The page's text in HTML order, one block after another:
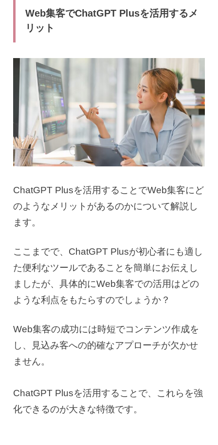
Web集客でChatGPT Plusを活用するメ
リット
ChatGPT Plusを活用することでWeb集客にど
のようなメリットがあるのかについて解説し
ます。
ここまでで、ChatGPT Plusが初心者にも適し
た便利なツールであることを簡単にお伝えし
ましたが、具体的にWeb集客での活用はどの
ような利点をもたらすのでしょうか？
Web集客の成功には時短でコンテンツ作成を
し、見込み客への的確なアプローチが欠かせ
ません。
ChatGPT Plusを活用することで、これらを強
化できるのが大きな特徴です。